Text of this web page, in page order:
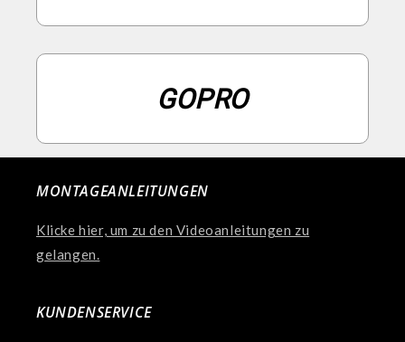
GOPRO
MONTAGEANLEITUNGEN
Klicke hier, um zu den Videoanleitungen zu
gelangen.
KUNDENSERVICE